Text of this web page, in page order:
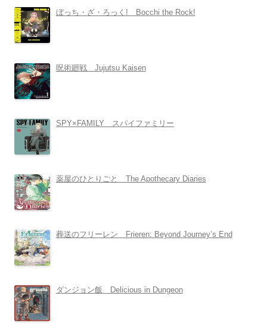
ぼっち・ざ・ろっく! Bocchi the Rock!
呪術廻戦 Jujutsu Kaisen
SPY×FAMILY スパイファミリー
薬屋のひとりごと The Apothecary Diaries
葬送のフリーレン Frieren: Beyond Journey’s End
ダンジョン飯 Delicious in Dungeon